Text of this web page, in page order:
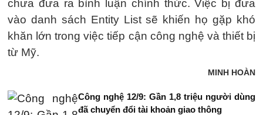
chưa đưa ra bình luận chính thức. Việc bị đưa
vào danh sách Entity List sẽ khiến họ gặp khó
khăn lớn trong việc tiếp cận công nghệ và thiết bị
từ Mỹ.
MINH HOÀN
Công nghệ 12/9: Gần 1,8 triệu người dùng
đã chuyển đổi tài khoản giao thông